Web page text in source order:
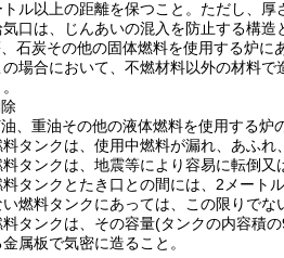
トル以上の距離を保つこと。 ただし、厚
気口は、じんあいの混入を防止する構造
石炭その他の固体燃料を使用する炉に
の場合において、不燃材料以外の材料
、重油その他の液体燃料を使用する炉
料タンクは、使用中燃料が漏れ、あふれ
料タンクは、地震等により容易に転倒又
料タンクとたき口との間には、2メート
燃料タンクにあっては、この限りでな
料タンクは、その容量(タンクの内容積
属板で気密に造ること。